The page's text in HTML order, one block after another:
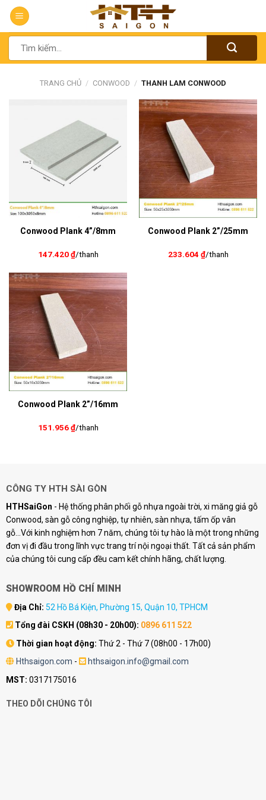
Chuyển
đến
nộiTìm
kiếm:
TRANG CHỦ / CONWOOD / THANH LAM CONWOOD
Conwood Plank 4”/8mm
147.420₫/thanh
Conwood Plank 2”/25mm
233.604 ₫/thanh
Conwood Plank 2”/16mm
151.956₫/thanh
CÔNG TY HTH SÀI GÒN
HTHSaiGon - Hệ thống phân phối gỗ nhựa ngoài trời, xi măng giả gỗ
Conwood, sàn gỗ công nghiệp, tự nhiên, sàn nhựa, tấm ốp vân
gỗ...Với kinh nghiệm hơn 7 năm, chúng tôi tự hào là một trong những
đơn vị đi đầu trong lĩnh vực trang trí nội ngoại thất. Tất cả sản phẩm
của chúng tôi cung cấp đều cam kết chính hãng, chất lượng.
SHOWROOM HỒ CHÍ MINH
Địa Chỉ: 52 Hồ Bá Kiện, Phường 15, Quận 10, TPHCM
Tổng đài CSKH (08h30 - 20h00): 0896 611 522
Thời gian hoạt động: Thứ 2 - Thứ 7 (08h00 - 17h00)
Hthsaigon.com -
hthsaigon.info@gmail.com
MST: 0317175016
THEO DÕI CHÚNG TÔI